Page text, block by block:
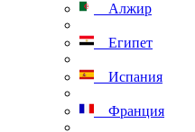
Алжир
Египет
Испания
Франция